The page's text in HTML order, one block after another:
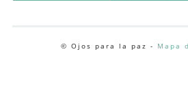
© Ojos para la paz - Mapa